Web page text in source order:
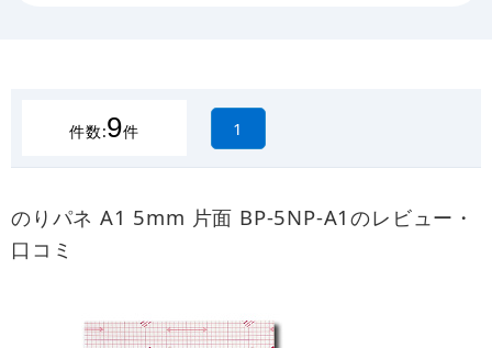
件数:9件 1
のりパネ A1 5mm 片面 BP-5NP-A1のレビュー・
口コミ